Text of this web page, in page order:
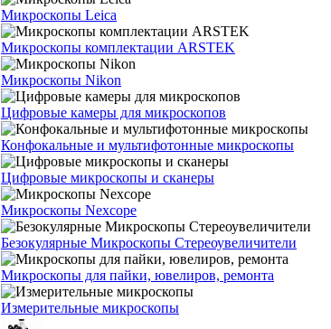
Микроскопы Leica
Микроскопы комплектации ARSTEK
Микроскопы Nikon
Цифровые камеры для микроскопов
Конфокальные и мультифотонные микроскопы
Цифровые микроскопы и сканеры
Микроскопы Nexcope
Безокулярные Микроскопы Стереоувеличители
Микроскопы для пайки, ювелиров, ремонта
Измерительные микроскопы